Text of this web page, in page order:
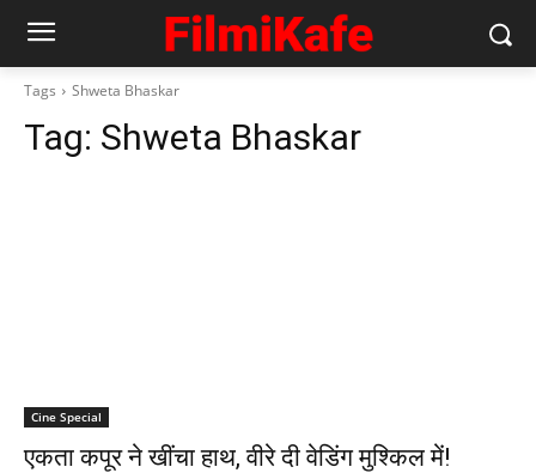
Tags Shweta Bhaskar
Tag: Shweta Bhaskar
Cine Special
एकता कपूर ने खींचा हाथ, वीरे दी वेडिंग मुश्‍किल में!